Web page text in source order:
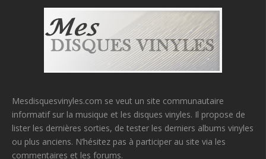
Mesdisquesvinyles.com se veut un site communautaire
informatif sur la musique et les disques vinyles. Il propose de
lister les dernières sorties, de tester les derniers albums vinyles
ou plus anciens. N’hésitez pas à participer au site via les
commentaires et les forums.